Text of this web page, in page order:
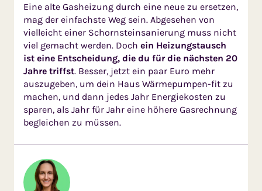
Eine alte Gasheizung durch eine neue zu ersetzen,
mag der ein­fachste Weg sein. Abgesehen von
vielleicht einer Schornstein­sanierung muss nicht
viel gemacht werden. Doch ein Heizungstausch
ist eine Ent­scheidung, die du für die näch­sten 20
Jahre triffst. Besser, jetzt ein paar Euro mehr
auszu­geben, um dein Haus Wärme­pum­pen-fit zu
machen, und dann jedes Jahr Energiekosten zu
sparen, als Jahr für Jahr eine höhere Gasrechnung
begleichen zu müssen.